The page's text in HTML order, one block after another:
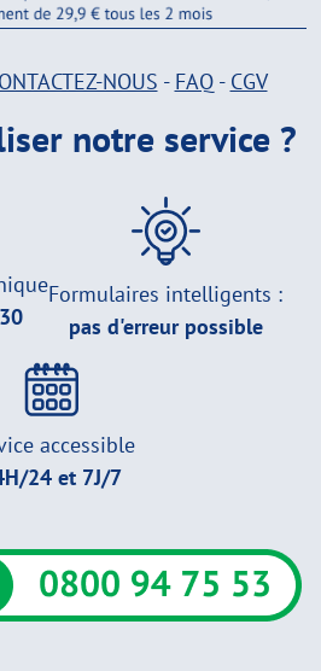
NOUS - FAQ- CGV
notre service ?
Formulaires intelligents :
pas d'erreur possible
accessible
24 et 7J/7